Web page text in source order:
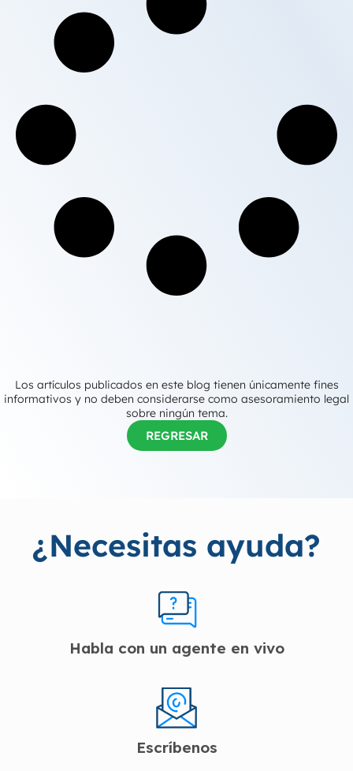
Los artículos publicados en este blog tienen únicamente fines
informativos y no deben considerarse como asesoramiento legal
sobre ningún tema.
REGRESAR
¿Necesitas ayuda?
Habla con un agente en vivo
Escríbenos